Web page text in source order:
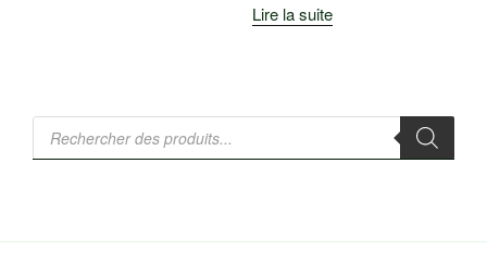
Lire la suite
Recherche
produits